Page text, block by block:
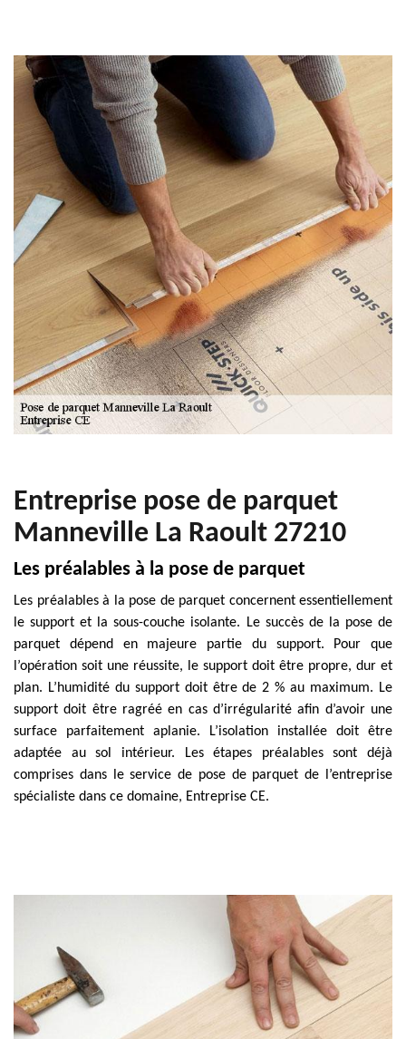
Entreprise pose de parquet
Manneville La Raoult 27210
Les préalables à la pose de parquet
Les préalables à la pose de parquet concernent essentiellement
le support et la sous-couche isolante. Le succès de la pose de
parquet dépend en majeure partie du support. Pour que
l’opération soit une réussite, le support doit être propre, dur et
plan. L’humidité du support doit être de 2 % au maximum. Le
support doit être ragréé en cas d’irrégularité afin d’avoir une
surface parfaitement aplanie. L’isolation installée doit être
adaptée au sol intérieur. Les étapes préalables sont déjà
comprises dans le service de pose de parquet de l’entreprise
spécialiste dans ce domaine, Entreprise CE.